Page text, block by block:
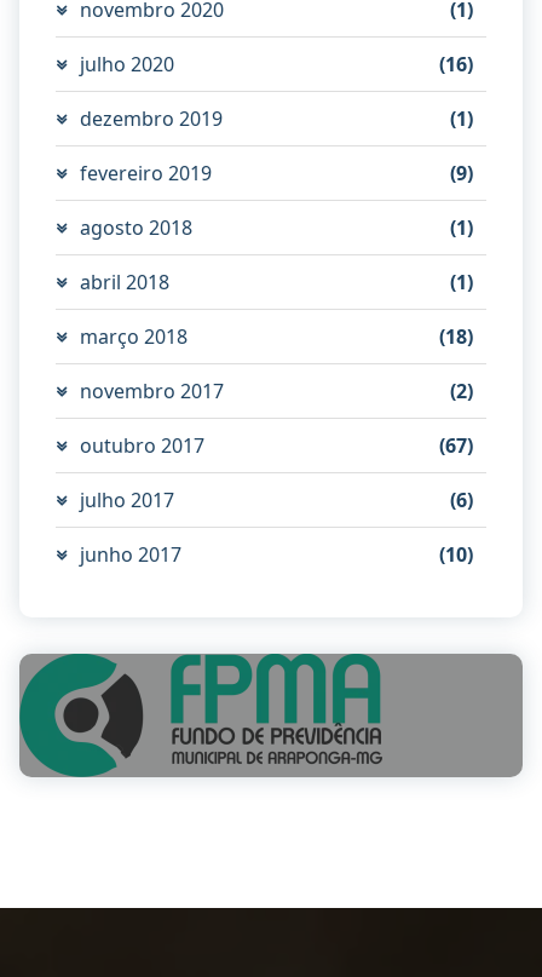
novembro 2020 (1)
julho 2020 (16)
dezembro 2019 (1)
fevereiro 2019 (9)
agosto 2018 (1)
abril 2018 (1)
março 2018 (18)
novembro 2017 (2)
outubro 2017 (67)
julho 2017 (6)
junho 2017 (10)